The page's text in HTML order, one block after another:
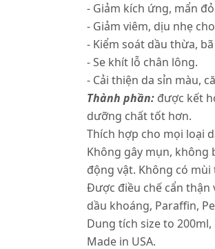
- Giảm kích ứng, mẩn
- Giảm viêm, dịu nhẹ
- Kiểm soát dầu thừa,
- Se khít lỗ chân lông.
- Cải thiện da sỉn màu,
Thành phần: được kết
dưỡng chất tốt hơn.
Thích hợp cho mọi loại
Không gây mụn, không
động vật. Không có
Được điều chế cẩn thận
dầu khoáng, Paraffin,
Dung tích size to
Made in USA.